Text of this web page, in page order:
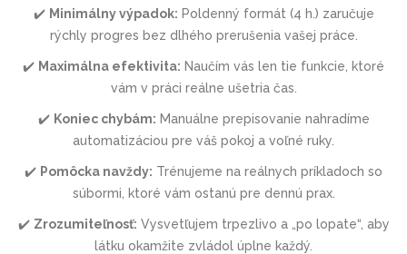
✔️ Minimálny výpadok: Poldenný formát (4 h.) zaručuje
rýchly progres bez dlhého prerušenia vašej práce.
✔️ Maximálna efektivita: Naučím vás len tie funkcie, ktoré
vám v práci reálne ušetria čas.
✔️ Koniec chybám: Manuálne prepisovanie nahradíme
automatizáciou pre váš pokoj a voľné ruky.
✔️ Pomôcka navždy: Trénujeme na reálnych príkladoch so
súbormi, ktoré vám ostanú pre dennú prax.
✔️ Zrozumiteľnosť: Vysvetľujem trpezlivo a „po lopate“, aby
látku okamžite zvládol úplne každý.